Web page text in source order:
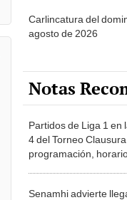
Carlincatura del
agosto de 2026
Notas
Partidos de Liga 1 en
4 del Torneo
programación,
Senamhi advierte